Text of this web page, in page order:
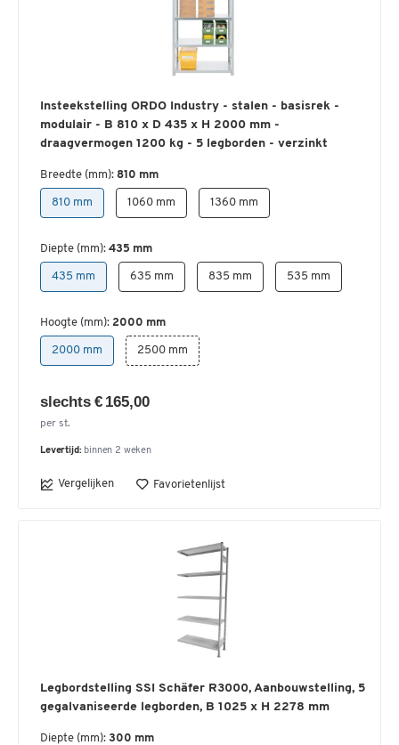
Insteekstelling ORDO Industry - stalen - basisrek -
modulair - B 810 x D 435 x H 2000 mm -
draagvermogen 1200 kg - 5 legborden - verzinkt
Breedte (mm): 810 mm
810 mm 1060 mm 1360 mm
Diepte (mm): 435 mm
435 mm 635 mm 835 mm 535 mm
Hoogte (mm): 2000 mm
2000 mm 2500 mm
slechts € 165,00
per st.
Levertijd: binnen 2 weken
Vergelijken Favorietenlijst
Legbordstelling SSI Schäfer R3000, Aanbouwstelling, 5
gegalvaniseerde legborden, B 1025 x H 2278 mm
Diepte (mm): 300 mm